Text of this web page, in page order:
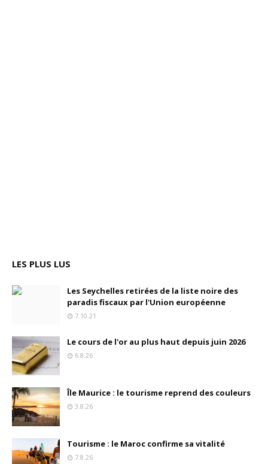
LES PLUS LUS
Les Seychelles retirées de la liste noire des
paradis fiscaux par l'Union européenne
7.10.21
Le cours de l'or au plus haut depuis juin 2026
6.8.26
Île Maurice : le tourisme reprend des couleurs
3.8.26
Tourisme : le Maroc confirme sa vitalité
7.8.26